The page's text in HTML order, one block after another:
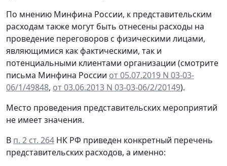
По мнению Минфина России, к представительским
расходам также могут быть отнесены расходы на
проведение переговоров с физическими лицами,
являющимися как фактическими, так и
потенциальными клиентами организации (смотрите
письма Минфина России от 05.07.2019 N 03-03-
06/1/49848, от 03.06.2013 N 03-03-06/2/20149).
Место проведения представительских мероприятий
не имеет значения.
В п. 2 ст. 264 НК РФ приведен конкретный перечень
представительских расходов, а именно: